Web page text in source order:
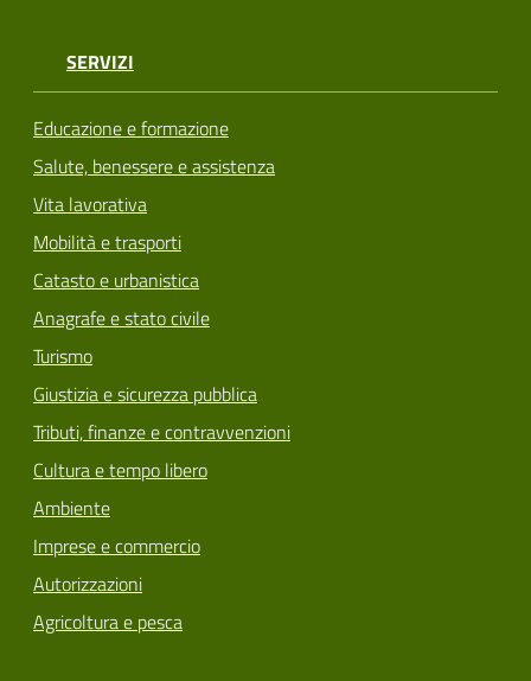
SERVIZI
Educazione e formazione
Salute, benessere e assistenza
Vita lavorativa
Mobilità e trasporti
Catasto e urbanistica
Anagrafe e stato civile
Turismo
Giustizia e sicurezza pubblica
Tributi, finanze e contravvenzioni
Cultura e tempo libero
Ambiente
Imprese e commercio
Autorizzazioni
Agricoltura e pesca